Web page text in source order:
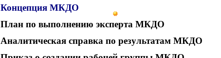
Концепция МКДО
План по выполнению эксперта МКДО
Аналитическая справка по результатам МКДО